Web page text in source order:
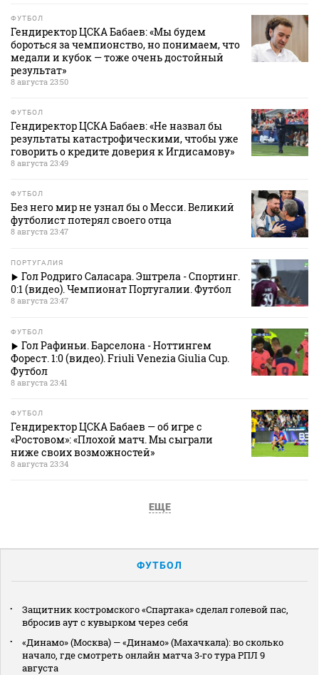
ФУТБОЛ
Гендиректор ЦСКА Бабаев: «Мы будем
бороться за чемпионство, но понимаем, что
медали и кубок — тоже очень достойный
результат»
8 августа 23:50
ФУТБОЛ
Гендиректор ЦСКА Бабаев: «Не назвал бы
результаты катастрофическими, чтобы уже
говорить о кредите доверия к Игдисамову»
8 августа 23:49
ФУТБОЛ
Без него мир не узнал бы о Месси. Великий
футболист потерял своего отца
8 августа 23:47
ПОРТУГАЛИЯ
Гол Родриго Саласара. Эштрела - Спортинг.
0:1 (видео). Чемпионат Португалии. Футбол
8 августа 23:47
ФУТБОЛ
Гол Рафиньи. Барселона - Ноттингем
Форест. 1:0 (видео). Friuli Venezia Giulia Cup.
Футбол
8 августа 23:41
ФУТБОЛ
Гендиректор ЦСКА Бабаев — об игре с
«Ростовом»: «Плохой матч. Мы сыграли
ниже своих возможностей»
8 августа 23:34
ЕЩЕ
ФУТБОЛ
Защитник костромского «Спартака» сделал голевой пас,
вбросив аут с кувырком через себя
«Динамо» (Москва) — «Динамо» (Махачкала): во сколько
начало, где смотреть онлайн матча 3‑го тура РПЛ 9
августа